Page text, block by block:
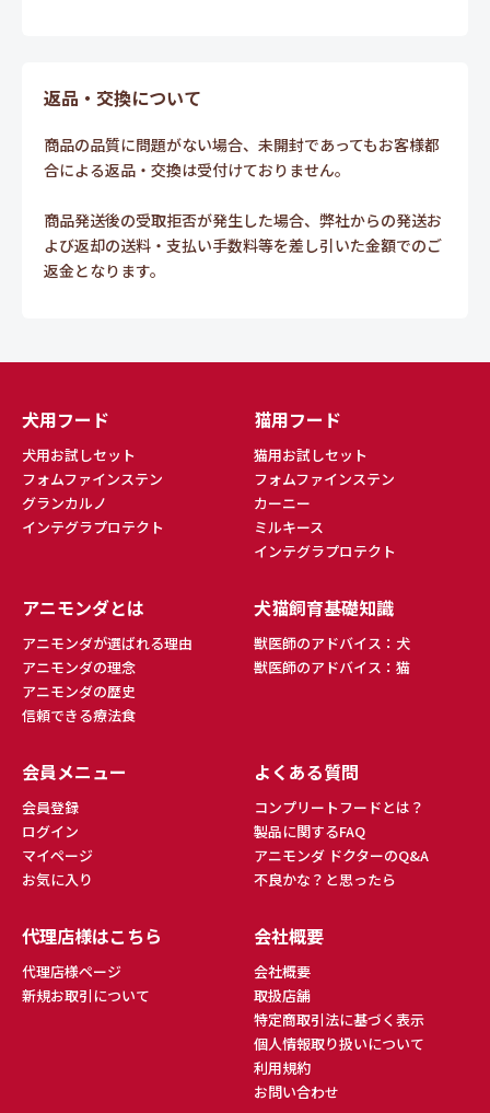
返品・交換について
商品の品質に問題がない場合、未開封であってもお客様都
合による返品・交換は受付けておりません。
商品発送後の受取拒否が発生した場合、弊社からの発送お
よび返却の送料・支払い手数料等を差し引いた金額でのご
返金となります。
犬用フード
犬用お試しセット
フォムファインステン
グランカルノ
インテグラプロテクト
猫用フード
猫用お試しセット
フォムファインステン
カーニー
ミルキース
インテグラプロテクト
アニモンダとは
アニモンダが選ばれる理由
アニモンダの理念
アニモンダの歴史
信頼できる療法食
犬猫飼育基礎知識
獣医師のアドバイス：犬
獣医師のアドバイス：猫
会員メニュー
会員登録
ログイン
マイページ
お気に入り
よくある質問
コンプリートフードとは？
製品に関するFAQ
アニモンダ ドクターのQ&A
不良かな？と思ったら
代理店様はこちら
代理店様ページ
新規お取引について
会社概要
会社概要
取扱店舗
特定商取引法に基づく表示
個人情報取り扱いについて
利用規約
お問い合わせ